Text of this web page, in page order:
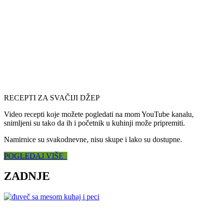
RECEPTI ZA SVAČIJI DŽEP
Video recepti koje možete pogledati na mom YouTube kanalu,
snimljeni su tako da ih i početnik u kuhinji može pripremiti.
Namirnice su svakodnevne, nisu skupe i lako su dostupne.
POGLEDAJ VIŠE
ZADNJE